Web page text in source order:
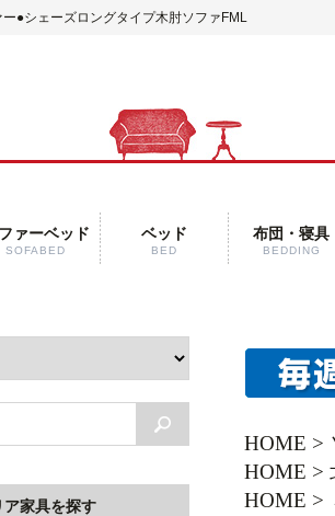
●シェーズロングタイプ木肘ソファFML
ァーベッド
SOFABED
ベッド
BED
布団・寝具
BEDDING
HOME >
HOME >
HOME >
ア家具を探す